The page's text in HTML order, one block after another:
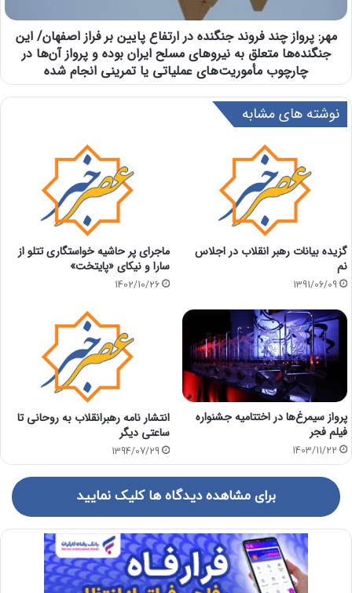
مهر: پرواز چند فروند جنگنده در ارتفاع پایین بر فراز اصفهان/ این
جنگنده‌ها متعلق به نیروهای مسلح ایران بوده و پرواز آن‌ها در
چارچوب مأموریت‌های عملیاتی یا تمرینی انجام شده
نوشته های مشابه
گزيده بيانات رهبر انقلاب در اجلاس
نم
1391/06/09
ماجرای پر حاشیه خواستگاری تتلو از
سارا و نیکای «پایتخت»
1402/10/26
پرواز سیمرغ‌ها در اختتامیه جشنواره
فیلم فجر
1403/11/22
انتشار نامه رهبرانقلاب به روحانی تا
ساعتی دیگر
1394/07/29
برای مشاهده دیدگاه ها کلیک نمایید